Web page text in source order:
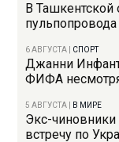
В
6 АВГУСТА СПОРТ
Джанни
ФИФА
5 АВГУСТА В МИРЕ
Экс-
встречу по